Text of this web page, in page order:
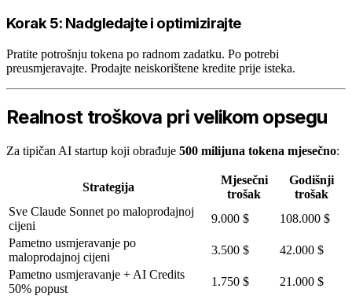
Korak 5: Nadgledajte i optimizirajte
Pratite potrošnju tokena po radnom zadatku. Po potrebi
preusmjeravajte. Prodajte neiskorištene kredite prije isteka.
Realnost troškova pri velikom opsegu
Za tipičan AI startup koji obrađuje 500 milijuna tokena mjesečno:
Strategija
Mjesečni
trošak
Godišnji
trošak
Sve Claude Sonnet po maloprodajnoj
cijeni
9.000 $
108.000 $
Pametno usmjeravanje po
maloprodajnoj cijeni
3.500 $
42.000 $
Pametno usmjeravanje + AI Credits
50% popust
1.750 $
21.000 $